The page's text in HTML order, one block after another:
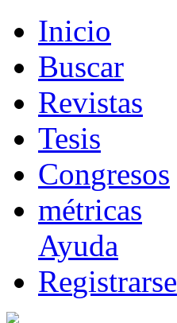
Inicio
Buscar
Revistas
Tesis
Congresos
métricas
Ayuda
Registrarse